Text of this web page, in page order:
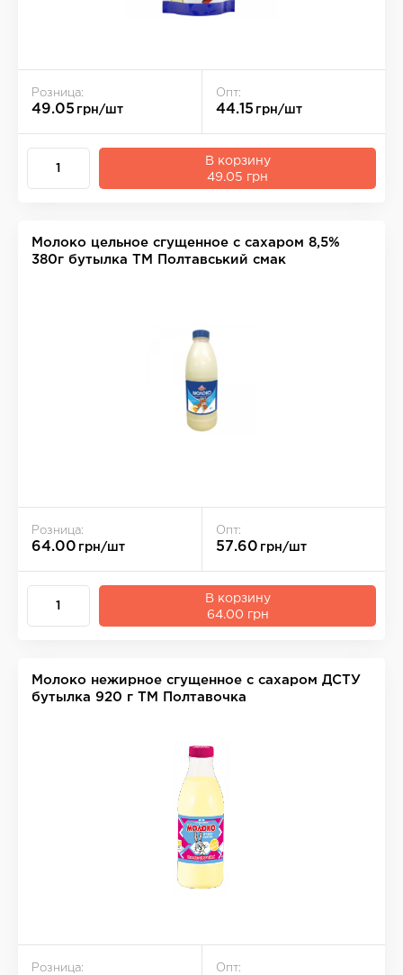
Розница:
49.05 грн/шт
Опт:
44.15 грн/шт
В корзину
49.05 грн
Молоко цельное сгущенное с сахаром 8,5%
380г бутылка ТМ Полтавський смак
Розница:
64.00 грн/шт
Опт:
57.60 грн/шт
В корзину
64.00 грн
Молоко нежирное сгущенное с сахаром ДСТУ
бутылка 920 г ТМ Полтавочка
Розница: Опт: